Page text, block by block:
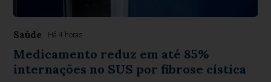
Saúde Há 4 horas
Medicamento reduz em até 85%
internações no SUS por fibrose cística